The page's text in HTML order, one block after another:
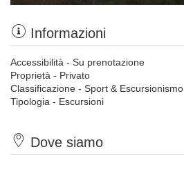
Informazioni
Accessibilità - Su prenotazione
Proprietà - Privato
Classificazione - Sport & Escursionismo
Tipologia - Escursioni
Dove siamo